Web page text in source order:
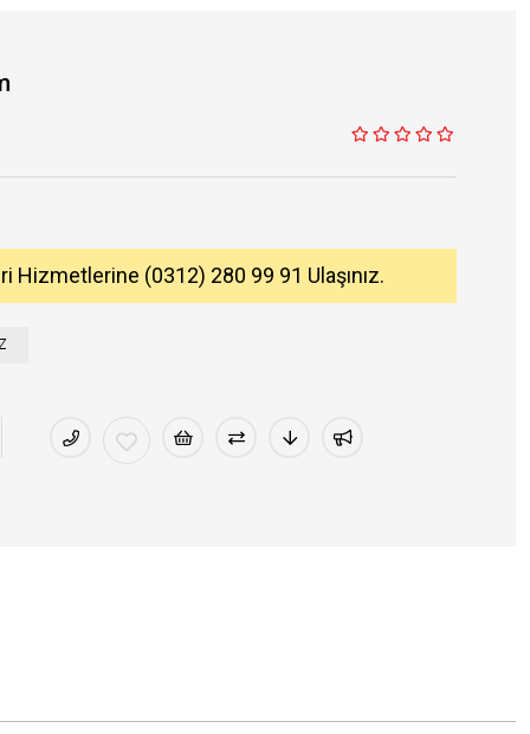
Hizmetlerine (0312) 280 99 91 Ulaşınız.